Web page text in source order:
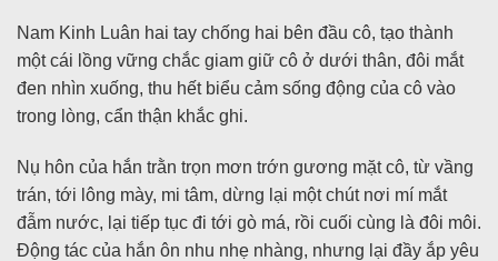
Nam Kinh Luân hai tay chống hai bên đầu cô, tạo thành
một cái lồng vững chắc giam giữ cô ở dưới thân, đôi mắt
đen nhìn xuống, thu hết biểu cảm sống động của cô vào
trong lòng, cẩn thận khắc ghi.
Nụ hôn của hắn trằn trọn mơn trớn gương mặt cô, từ vầng
trán, tới lông mày, mi tâm, dừng lại một chút nơi mí mắt
đẫm nước, lại tiếp tục đi tới gò má, rồi cuối cùng là đôi môi.
Động tác của hắn ôn nhu nhẹ nhàng, nhưng lại đầy ắp yêu